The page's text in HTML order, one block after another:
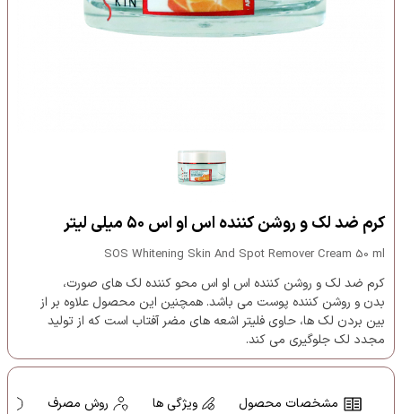
کرم ضد لک و روشن کننده اس او اس ۵۰ میلی لیتر
SOS Whitening Skin And Spot Remover Cream 50 ml
کرم ضد لک و روشن کننده اس او اس محو کننده لک های صورت،
بدن و روشن کننده پوست می باشد. همچنین این محصول علاوه بر از
بین بردن لک ها، حاوی فلیتر اشعه های مضر آفتاب است که از تولید
مجدد لک جلوگیری می کند.
مشخصات محصول ویژگی ها روش مصرف